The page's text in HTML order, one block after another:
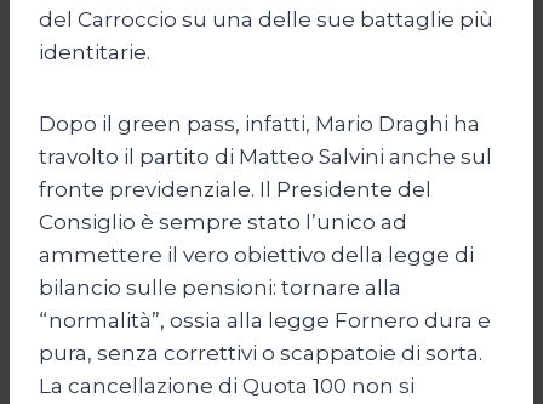
del Carroccio su una delle sue battaglie più
identitarie.
Dopo il green pass, infatti, Mario Draghi ha
travolto il partito di Matteo Salvini anche sul
fronte previdenziale. Il Presidente del
Consiglio è sempre stato l’unico ad
ammettere il vero obiettivo della legge di
bilancio sulle pensioni: tornare alla
“normalità”, ossia alla legge Fornero dura e
pura, senza correttivi o scappatoie di sorta.
La cancellazione di Quota 100 non si